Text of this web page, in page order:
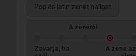
Pop és latin zenét hallgat
A zenéről
Zavarja, ha
A zene az